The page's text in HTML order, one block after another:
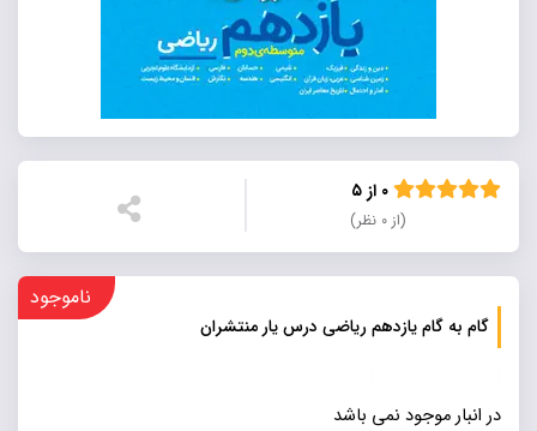
(از ۰ نظر)
گام به گام یازدهم ریاضی درس یار منتشران
ناموجود
در انبار موجود نمی باشد